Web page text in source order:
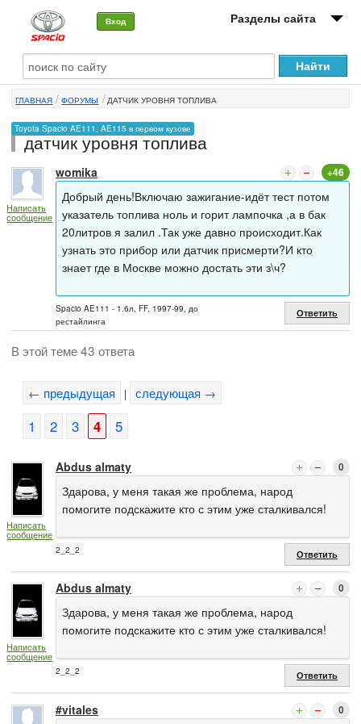
Вход Разделы сайта
О машине
Автоклуб
Форумы
Сервисы и услуги
Новости
ГЛАВНАЯ ФОРУМЫ ДАТЧИК УРОВНЯ ТОПЛИВА
Toyota Spacio AE111, AE115 в первом кузове
датчик уровня топлива
Написать
сообщение
womika +46
Добрый день!Включаю зажигание-идёт тест потом
указатель топлива ноль и горит лампочка ,а в бак
20литров я залил .Так уже давно происходит.Как
узнать это прибор или датчик присмерти?И кто
знает где в Москве можно достать эти з\ч?
Spacio AE111 - 1.6л, FF, 1997-99, до
рестайлинга
Ответить
В этой теме 43 ответа
← предыдущая | следующая →
1 2 3 4 5
Написать
сообщение
Abdus almaty 0
Здарова, у меня такая же проблема, народ
помогите подскажите кто с этим уже сталкивался!
2_2_2 Ответить
Написать
сообщение
Abdus almaty 0
Здарова, у меня такая же проблема, народ
помогите подскажите кто с этим уже сталкивался!
2_2_2 Ответить
#vitales 0